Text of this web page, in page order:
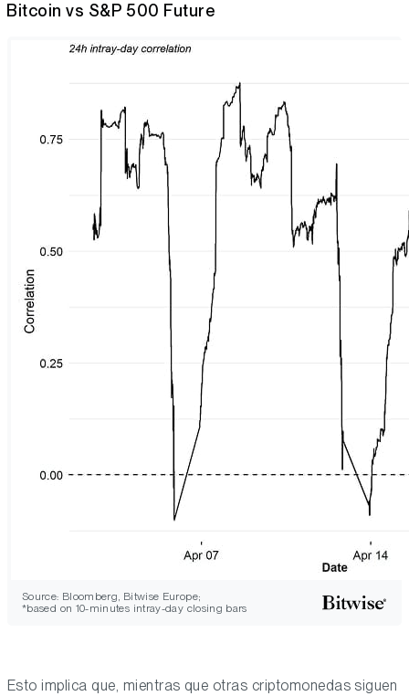
Bitcoin vs S&P 500 Future
Source: Bloomberg, Bitwise Europe;
*based on 10-minutes intray-day closing bars
Esto implica que, mientras que otras criptomonedas siguen